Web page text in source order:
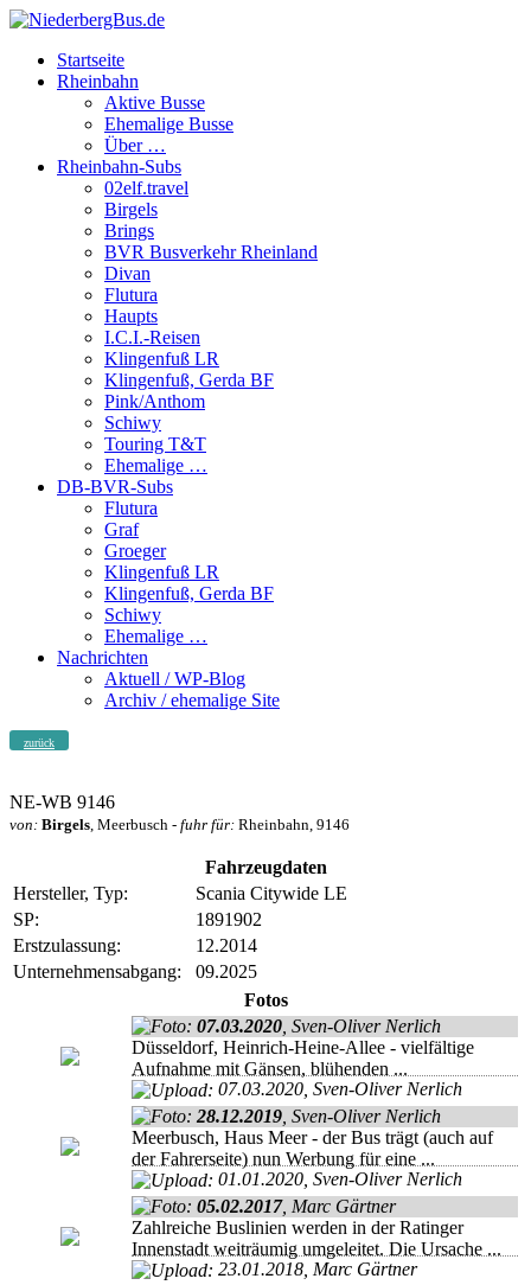
Startseite
Rheinbahn
Aktive Busse
Ehemalige Busse
Über …
Rheinbahn-Subs
02elf.travel
Birgels
Brings
BVR Busverkehr Rheinland
Divan
Flutura
Haupts
I.C.I.-Reisen
Klingenfuß LR
Klingenfuß, Gerda BF
Pink/Anthom
Schiwy
Touring T&T
Ehemalige …
DB-BVR-Subs
Flutura
Graf
Groeger
Klingenfuß LR
Klingenfuß, Gerda BF
Schiwy
Ehemalige …
Nachrichten
Aktuell / WP-Blog
Archiv / ehemalige Site
zurück
NE-WB 9146
von: Birgels, Meerbusch - fuhr für: Rheinbahn, 9146
Fahrzeugdaten
Hersteller, Typ:
Scania Citywide LE
SP:
1891902
Erstzulassung:
12.2014
Unternehmensabgang:
09.2025
Fotos
07.03.2020 , Sven-Oliver Nerlich
Düsseldorf, Heinrich-Heine-Allee - vielfältige
Aufnahme mit Gänsen, blühenden ...
07.03.2020, Sven-Oliver Nerlich
28.12.2019 , Sven-Oliver Nerlich
Meerbusch, Haus Meer - der Bus trägt (auch auf
der Fahrerseite) nun Werbung für eine ...
01.01.2020, Sven-Oliver Nerlich
05.02.2017, Marc Gärtner
Zahlreiche Buslinien werden in der Ratinger
Innenstadt weiträumig umgeleitet. Die Ursache ...
23.01.2018, Marc Gärtner